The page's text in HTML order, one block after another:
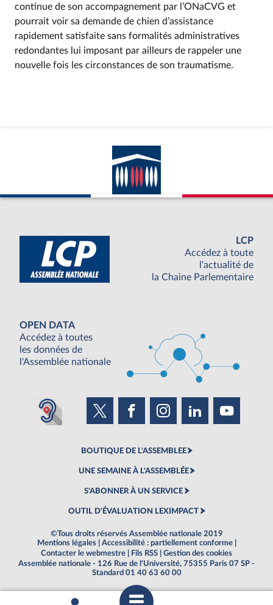
continue de son accompagnement par l’ONaCVG et
pourrait voir sa demande de chien d’assistance
rapidement satisfaite sans formalités administratives
redondantes lui imposant par ailleurs de rappeler une
nouvelle fois les circonstances de son traumatisme.
LCP
Accédez à toute
l'actualité de
la Chaine Parlementaire
OPEN DATA
Accédez à toutes
les données de
l'Assemblée nationale
BOUTIQUE DE L'ASSEMBLEE
UNE SEMAINE À L'ASSEMBLÉE
S'ABONNER À UN SERVICE
OUTIL D'ÉVALUATION LEXIMPACT
©Tous droits réservés Assemblée nationale 2019
Mentions légales
Accessibilité : partiellement conforme
Contacter le webmestre
Fils RSS
Gestion des cookies
Assemblée nationale - 126 Rue de l'Université, 75355 Paris 07 SP -
Standard 01 40 63 60 00